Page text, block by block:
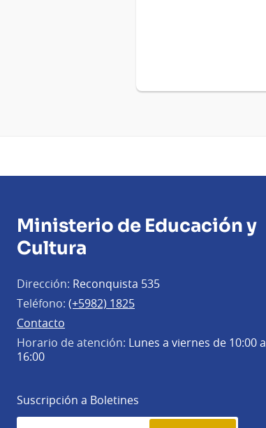
Ministerio de Educación y
Cultura
Dirección: Reconquista 535
Teléfono: (+5982) 1825
Contacto
Horario de atención: Lunes a viernes de 10:00 a
16:00
Suscripción a Boletines
Simplenews